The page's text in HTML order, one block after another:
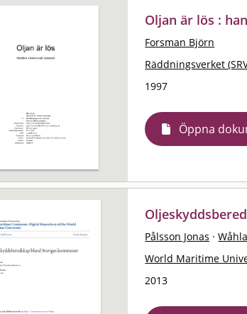
Oljan är lös :
Forsman Björn
Räddningsverket
1997
Öppna
Pålsson Jonas ·
World Maritime
2013